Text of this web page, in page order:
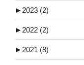
► 2023 (2)
► 2022 (2)
► 2021 (8)